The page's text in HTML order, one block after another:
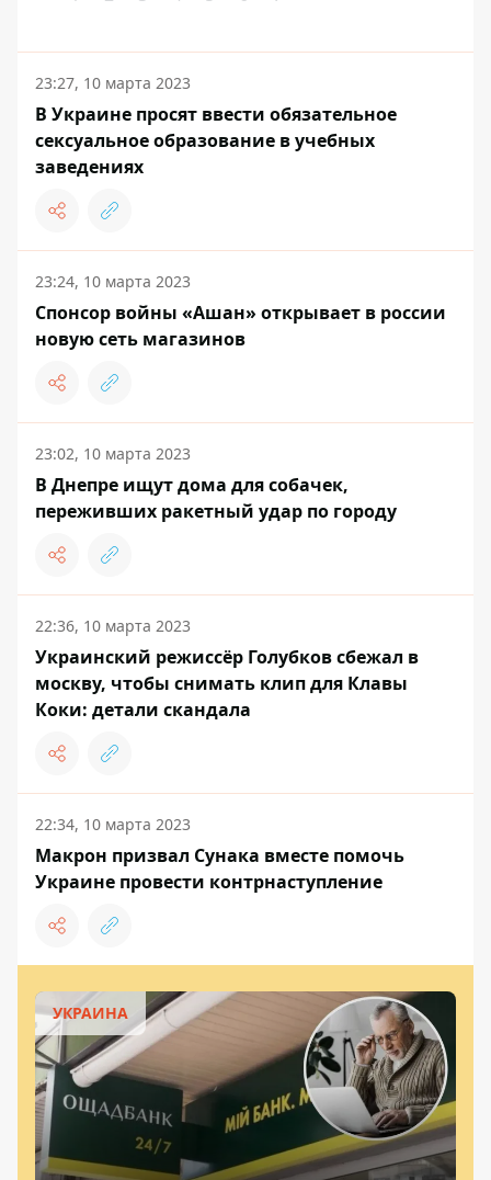
23:27, 10 марта 2023
В Украине просят ввести обязательное
сексуальное образование в учебных
заведениях
23:24, 10 марта 2023
Спонсор войны «Ашан» открывает в россии
новую сеть магазинов
23:02, 10 марта 2023
В Днепре ищут дома для собачек,
переживших ракетный удар по городу
22:36, 10 марта 2023
Украинский режиссёр Голубков сбежал в
москву, чтобы снимать клип для Клавы
Коки: детали скандала
22:34, 10 марта 2023
Макрон призвал Сунака вместе помочь
Украине провести контрнаступление
УКРАИНА